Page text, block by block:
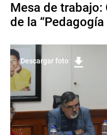
Mesa de
de la
Descargar foto